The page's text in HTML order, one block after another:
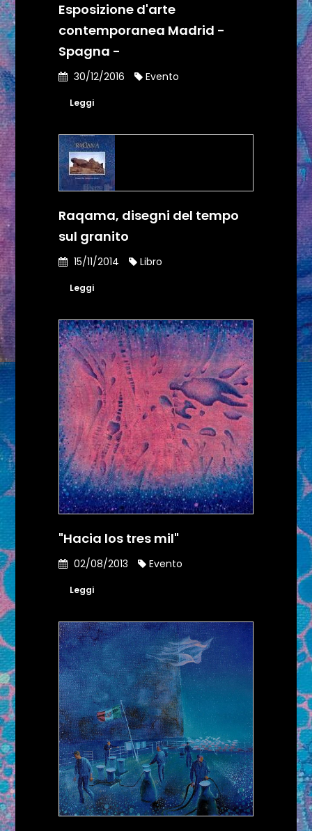
Esposizione d'arte
contemporanea Madrid -
Spagna -
30/12/2016 Evento
Leggi
Raqama, disegni del tempo
sul granito
15/11/2014 Libro
Leggi
"Hacia los tres mil"
02/08/2013 Evento
Leggi